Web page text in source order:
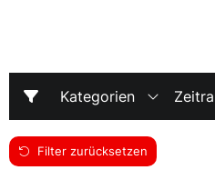
Kategorien
Filter zurücksetzen